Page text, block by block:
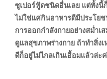
ซูเปอร์ฟู้ดชนิดอื่นเลย แต่ทั้ง
ไม่ใช่แค่กินอาหารดีมีประโยช
การออกกำลังกายอย่างสม่ำเ
ดูแลสุขภาพร่างกาย ถ้าทำสิ่ง
ดีก็อยู่ไม่ไกลเกินเอื้อมแล้วล่ะ